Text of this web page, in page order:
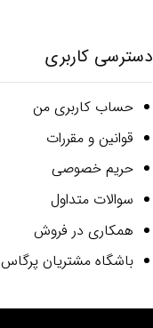
دسترسی کاربری
حساب کاربری من
قوانین و مقررات
حریم خصوصی
سوالات متداول
همکاری در فروش
باشگاه مشتریان پرگاس